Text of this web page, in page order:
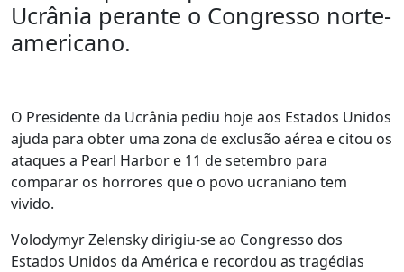
Ucrânia perante o Congresso norte-
americano.
O Presidente da Ucrânia pediu hoje aos Estados Unidos
ajuda para obter uma zona de exclusão aérea e citou os
ataques a Pearl Harbor e 11 de setembro para
comparar os horrores que o povo ucraniano tem
vivido.
Volodymyr Zelensky dirigiu-se ao Congresso dos
Estados Unidos da América e recordou as tragédias